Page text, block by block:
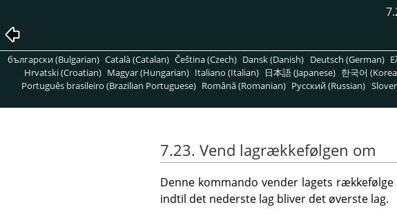
български (Bulgarian) Català (Catalan) Čeština (Czech) Dansk (Danish) Deutsch (German)
Hrvatski (Croatian) Magyar (Hungarian) Italiano (Italian) 日本語 (Japanese) 한국어
Português brasileiro (Brazilian Portuguese) Română (Romanian) Pусский (Russian)
7.23. Vend lagrækkefølgen om
Denne kommando vender lagets
indtil det nederste lag bliver det øverste lag.